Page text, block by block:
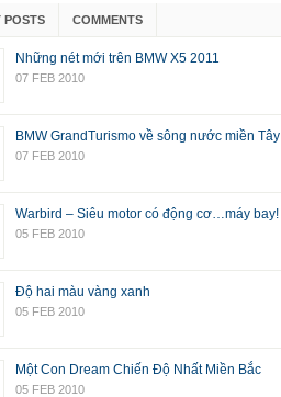
POSTS COMMENTS
Những nét mới trên BMW X5 2011
07 FEB 2010
BMW GrandTurismo về sông nước miền Tây
07 FEB 2010
Warbird – Siêu motor có động cơ…máy bay!
05 FEB 2010
Độ hai màu vàng xanh
05 FEB 2010
Một Con Dream Chiến Độ Nhất Miền Bắc
05 FEB 2010